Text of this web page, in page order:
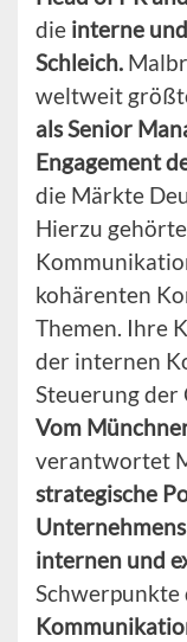
die interne
Schleich.
weltweit
als Senior
Engagement
die Märkte
Hierzu
kohärenten
Themen. Ihre
der internen
Steuerung der
Vom
verantwortet
strategische
internen und
Schwerpunkte